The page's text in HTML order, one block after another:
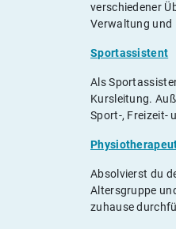
verschiedener
Verwaltung und
Sportassistent
Als
Kursleitung.
Sport-, Freizeit-
Absolvierst du
Altersgruppe
zuhause